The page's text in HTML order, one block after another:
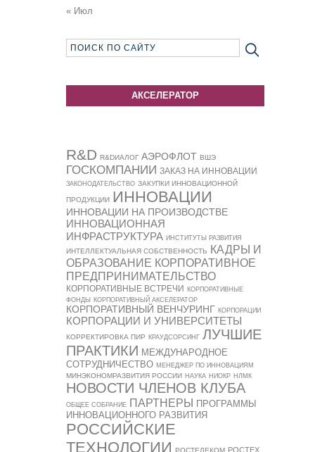
« Июл
АКСЕЛЕРАТОР
R&D R&DИАЛОГ АЭРОФЛОТ ВШЭ
ГОСКОМПАНИИ ЗАКАЗ НА ИННОВАЦИИ
ЗАКОНОДАТЕЛЬСТВО ЗАКУПКИ ИННОВАЦИОННОЙ
ПРОДУКЦИИ ИННОВАЦИИ
ИННОВАЦИИ НА ПРОИЗВОДСТВЕ
ИННОВАЦИОННАЯ
ИНФРАСТРУКТУРА ИНСТИТУТЫ РАЗВИТИЯ
ИНТЕЛЛЕКТУАЛЬНАЯ СОБСТВЕННОСТЬ КАДРЫ И
ОБРАЗОВАНИЕ КОРПОРАТИВНОЕ
ПРЕДПРИНИМАТЕЛЬСТВО
КОРПОРАТИВНЫЕ ВСТРЕЧИ
КОРПОРАТИВНЫЕ
ФОНДЫ
КОРПОРАТИВНЫЙ АКСЕЛЕРАТОР
КОРПОРАТИВНЫЙ ВЕНЧУРИНГ КОРПОРАЦИИ
КОРПОРАЦИИ И УНИВЕРСИТЕТЫ
КОРРЕКТИРОВКА ПИР КРАУДСОРСИНГ ЛУЧШИЕ
ПРАКТИКИ МЕЖДУНАРОДНОЕ
СОТРУДНИЧЕСТВО МЕНЕДЖЕР ПО ИННОВАЦИЯМ
МИНЭКОНОМРАЗВИТИЯ РОССИИ НАУКА НИОКР НЛМК
НОВОСТИ ЧЛЕНОВ КЛУБА
ОБЩЕЕ СОБРАНИЕ ПАРТНЕРЫ
ПРОГРАММЫ
ИННОВАЦИОННОГО РАЗВИТИЯ
РОССИЙСКИЕ
ТЕХНОЛОГИИ
РОСТЕЛЕКОМ РОСТЕХ